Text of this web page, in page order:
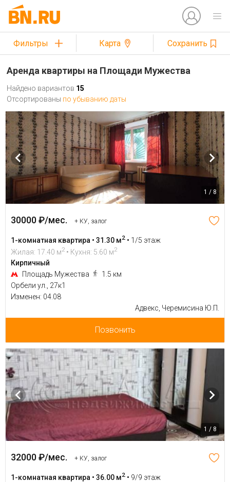
Фильтры Карта Сохранить
Аренда квартиры на Площади Мужества
Найдено вариантов 15
Отсортированы по убыванию даты
1 / 8
30000 ₽/мес. + КУ, залог
1-комнатная квартира • 31.30 м2 • 1/5 этаж
Жилая: 17.40 м2 • Кухня: 5.60 м2
Кирпичный
Площадь Мужества
1.5 км
Орбели ул., 27к1
Изменен: 04.08
Адвекс, Черемисина Ю.П.
Позвонить
1 / 8
32000 ₽/мес. + КУ, залог
1-комнатная квартира • 36.00 м2 • 9/9 этаж